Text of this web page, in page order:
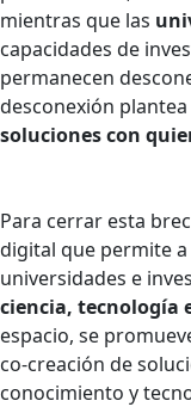
mientras que las
capacidades de
permanecen
desconexión
soluciones con
Para cerrar esta
digital que permite
universidades e
ciencia, tecnología
espacio, se
co-creación de
conocimiento y